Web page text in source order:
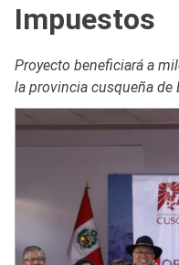
Impuestos
Proyecto beneficiará a
la provincia cusqueña de